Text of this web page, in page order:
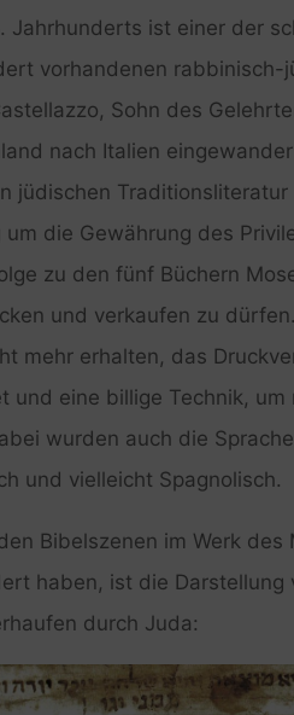
Jahrhunderts ist einer der
vorhandenen rabbinisch-
Sohn des
nach Italien
jüdischen
um die Gewährung des
zu den fünf Büchern
und verkaufen zu
mehr erhalten, das
und eine billige Technik,
wurden auch die
und vielleicht Spagnolisch.
Bibelszenen im Werk
haben, ist die
durch Juda: